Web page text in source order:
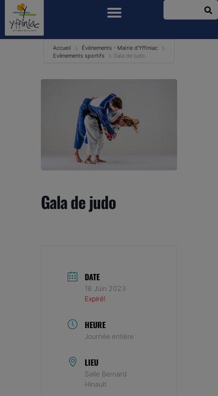
Accueil
Évènements - Mairie d'Yffiniac
Evènements sportifs
Gala de judo
Gala de judo
DATE
18 Juin 2023
Expiré!
HEURE
Journée entière
LIEU
Salle Bernard
Hinault